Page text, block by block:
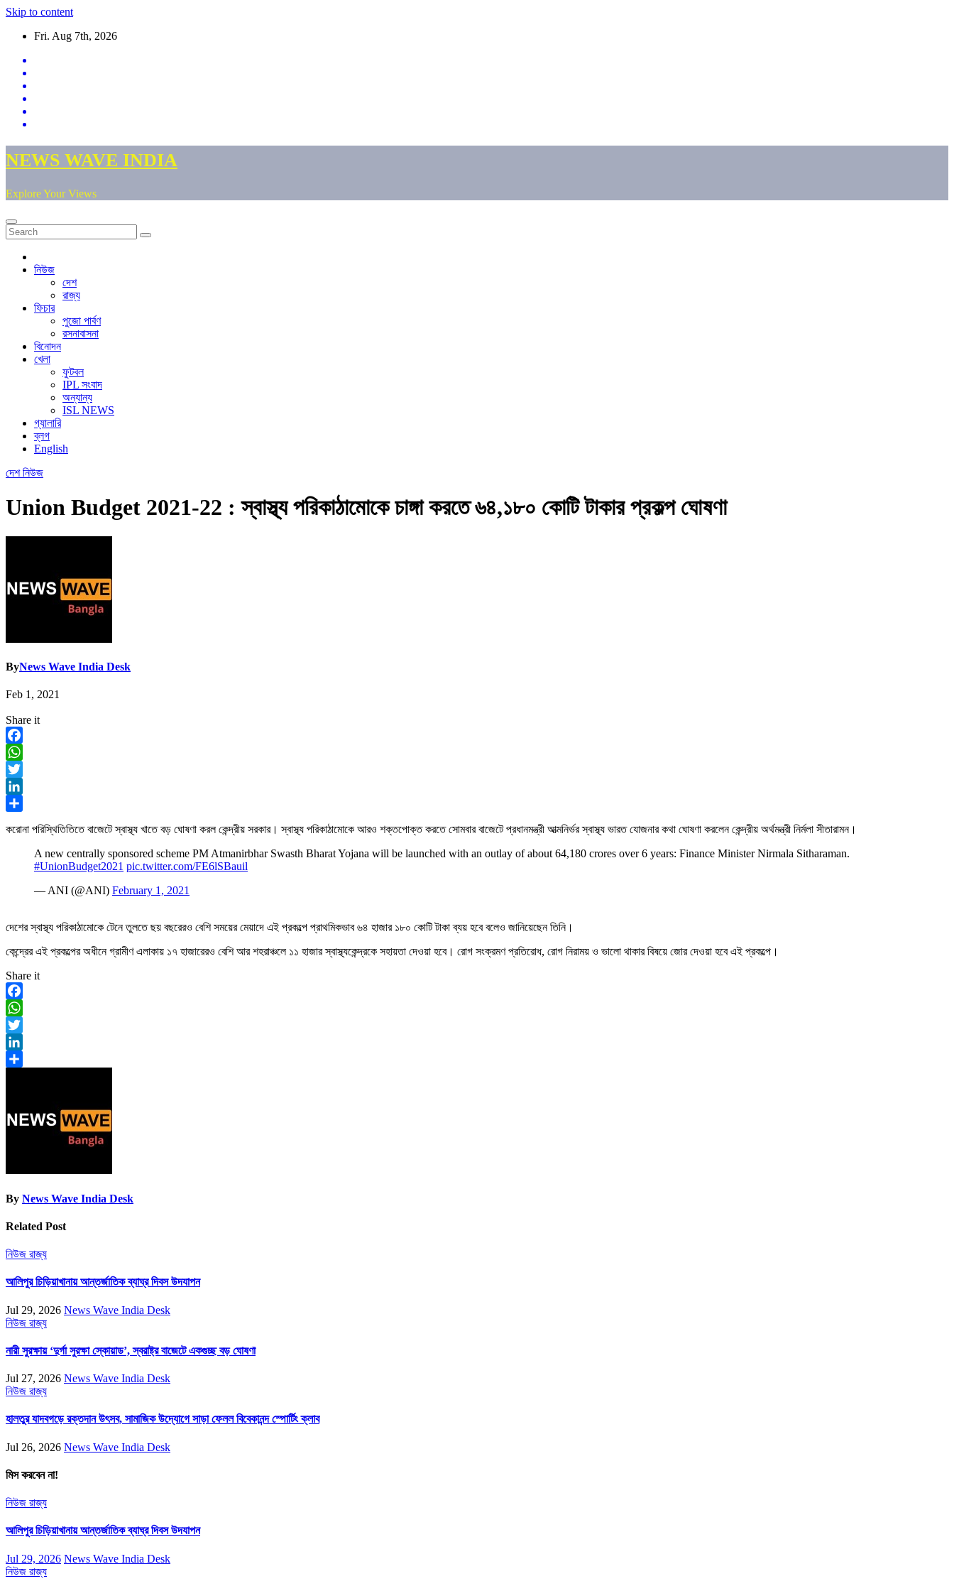
Skip to content
Fri. Aug 7th, 2026
NEWS WAVE INDIA
Explore Your Views
নিউজ
দেশ
রাজ্য
ফিচার
পুজো পার্বণ
রসনাবাসনা
বিনোদন
খেলা
ফুটবল
IPL সংবাদ
অন্যান্য
ISL NEWS
গ্যালারি
ব্লগ
English
দেশনিউজ
Union Budget 2021-22 : স্বাস্থ্য পরিকাঠামোকে চাঙ্গা করতে ৬৪,১৮০ কোটি টাকার প্রকল্প ঘোষণা
ByNews Wave India Desk
Feb 1, 2021
Share it
Facebook
WhatsApp
Twitter
LinkedIn
করোনা পরিস্থিতিতিতে বাজেটে স্বাস্থ্য খাতে বড় ঘোষণা করল কেন্দ্রীয় সরকার। স্বাস্থ্য পরিকাঠামোকে আরও শক্তপোক্ত করতে সোমবার বাজেটে প্রধানমন্ত্রী আত্মনির্ভর স্বাস্থ্য ভারত যোজনার কথা ঘোষণা করলেন কেন্দ্রীয় অর্থমন্ত্রী নির্মলা সীতারামন।
A new centrally sponsored scheme PM Atmanirbhar Swasth Bharat Yojana will be launched with an outlay of about 64,180 crores over 6 years: Finance Minister Nirmala Sitharaman.
#UnionBudget2021 pic.twitter.com/FE6lSBauil
— ANI (@ANI) February 1, 2021
দেশের স্বাস্থ্য পরিকাঠামোকে টেনে তুলতে ছয় বছরেরও বেশি সময়ের মেয়াদে এই প্রকল্পে প্রাথমিকভাব ৬৪ হাজার ১৮০ কোটি টাকা ব্যয় হবে বলেও জানিয়েছেন তিনি।
কেন্দ্রের এই প্রকল্পের অধীনে গ্রামীণ এলাকায় ১৭ হাজারেরও বেশি আর শহরাঞ্চলে ১১ হাজার স্বাস্থ্যকেন্দ্রকে সহায়তা দেওয়া হবে। রোগ সংক্রমণ প্রতিরোধ, রোগ নিরাময় ও ভালো থাকার বিষয়ে জোর দেওয়া হবে এই প্রকল্পে।
Share it
Facebook
WhatsApp
Twitter
LinkedIn
By News Wave India Desk
Related Post
নিউজ রাজ্য
আলিপুর চিড়িয়াখানায় আন্তর্জাতিক ব্যাঘ্র দিবস উদযাপন
Jul 29, 2026 News Wave India Desk
নিউজ রাজ্য
নারী সুরক্ষায় ‘দুর্গা সুরক্ষা স্কোয়াড’, স্বরাষ্ট্র বাজেটে একগুচ্ছ বড় ঘোষণা
Jul 27, 2026 News Wave India Desk
নিউজ রাজ্য
হালতুর যাদবগড়ে রক্তদান উৎসব, সামাজিক উদ্যোগে সাড়া ফেলল বিবেকানন্দ স্পোর্টিং ক্লাব
Jul 26, 2026 News Wave India Desk
মিস করবেন না!
নিউজ রাজ্য
আলিপুর চিড়িয়াখানায় আন্তর্জাতিক ব্যাঘ্র দিবস উদযাপন
Jul 29, 2026 News Wave India Desk
নিউজ রাজ্য